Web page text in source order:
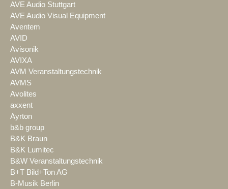
AVE Audio Stuttgart
AVE Audio Visual Equipment
Aventem
AVID
Avisonik
AVIXA
AVM Veranstaltungstechnik
AVMS
Avolites
axxent
Ayrton
b&b group
B&K Braun
B&K Lumitec
B&W Veranstaltungstechnik
B+T Bild+Ton AG
B-Musik Berlin